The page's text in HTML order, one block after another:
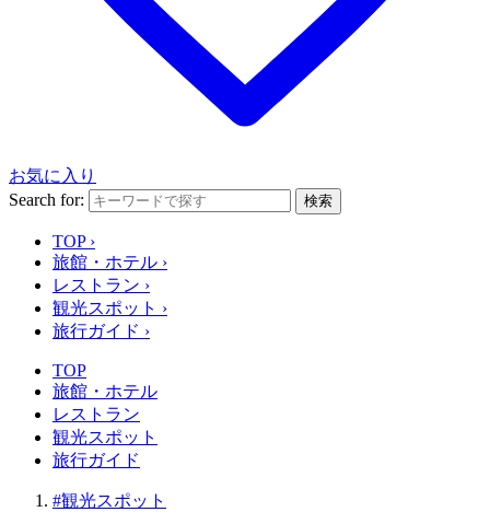
お気に入り
Search for:
検索
TOP ›
旅館・ホテル ›
レストラン ›
観光スポット ›
旅行ガイド ›
TOP
旅館・ホテル
レストラン
観光スポット
旅行ガイド
#観光スポット